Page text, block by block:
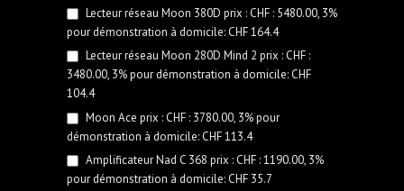
Lecteur réseau Moon 380D prix : CHF : 5480.00, 3%
pour démonstration à domicile: CHF 164.4
Lecteur réseau Moon 280D Mind 2 prix : CHF :
3480.00, 3% pour démonstration à domicile: CHF
104.4
Moon Ace prix : CHF : 3780.00, 3% pour
démonstration à domicile: CHF 113.4
Amplificateur Nad C 368 prix : CHF : 1190.00, 3%
pour démonstration à domicile: CHF 35.7